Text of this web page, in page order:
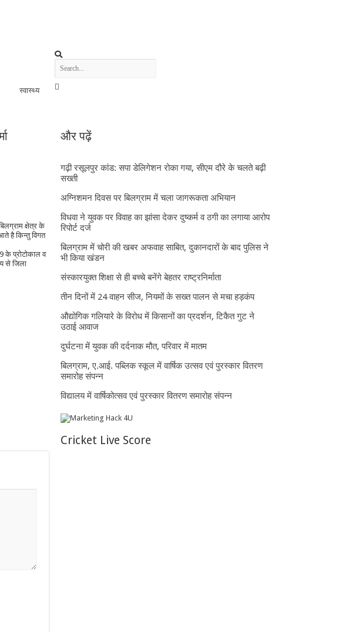
स्वास्थ्य
क्षेत्र के
आते है किन्तु विगत
के प्रोटोकाल व
से जिला
और पढ़ें
गढ़ी रसूलपुर कांड: सपा डेलिगेशन रोका गया, सीएम दौरे के चलते बढ़ी
सख्ती
अग्निशमन दिवस पर बिलग्राम में चला जागरूकता अभियान
विधवा ने युवक पर विवाह का झांसा देकर दुष्कर्म व ठगी का लगाया आरोप
रिपोर्ट दर्ज
बिलग्राम में चोरी की खबर अफवाह साबित, दुकानदारों के बाद पुलिस ने
भी किया खंडन
संस्कारयुक्त शिक्षा से ही बच्चे बनेंगे बेहतर राष्ट्रनिर्माता
तीन दिनों में 24 वाहन सीज, नियमों के सख्त पालन से मचा हड़कंप
औद्योगिक गलियारे के विरोध में किसानों का प्रदर्शन, टिकैत गुट ने
उठाई आवाज
दुर्घटना में युवक की दर्दनाक मौत, परिवार में मातम
बिलग्राम, ए.आई. पब्लिक स्कूल में वार्षिक उत्सव एवं पुरस्कार वितरण
समारोह संपन्न
विद्यालय में वार्षिकोत्सव एवं पुरस्कार वितरण समारोह संपन्न
Cricket Live Score